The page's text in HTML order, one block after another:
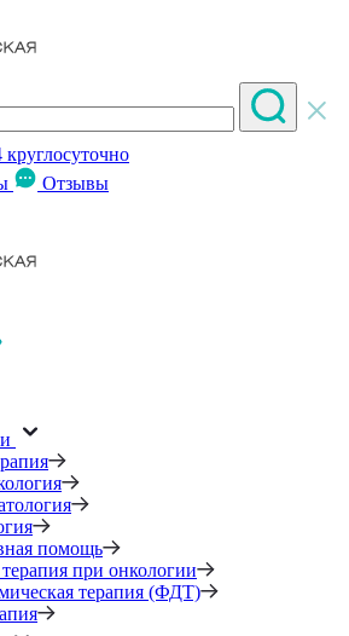
круглосуточно
Отзывы
помощь
при онкологии
терапия (ФДТ)